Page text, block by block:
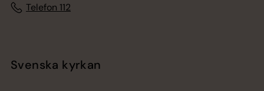
Telefon 112
Svenska kyrkan